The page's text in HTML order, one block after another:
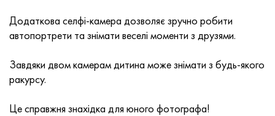
Додаткова селфі-камера дозволяє зручно робити
автопортрети та знімати веселі моменти з друзями.
Завдяки двом камерам дитина може знімати з будь-якого
ракурсу.
Це справжня знахідка для юного фотографа!